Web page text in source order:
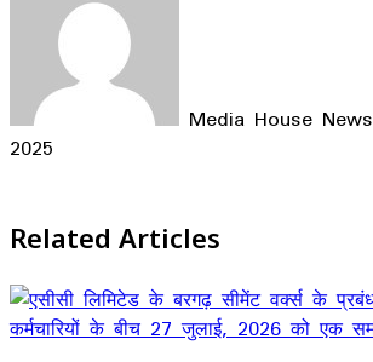
Media House News
2025
Related Articles